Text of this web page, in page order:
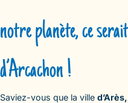
notre planète, ce
d’Arcachon !
Saviez-vous que la ville d’Arès,